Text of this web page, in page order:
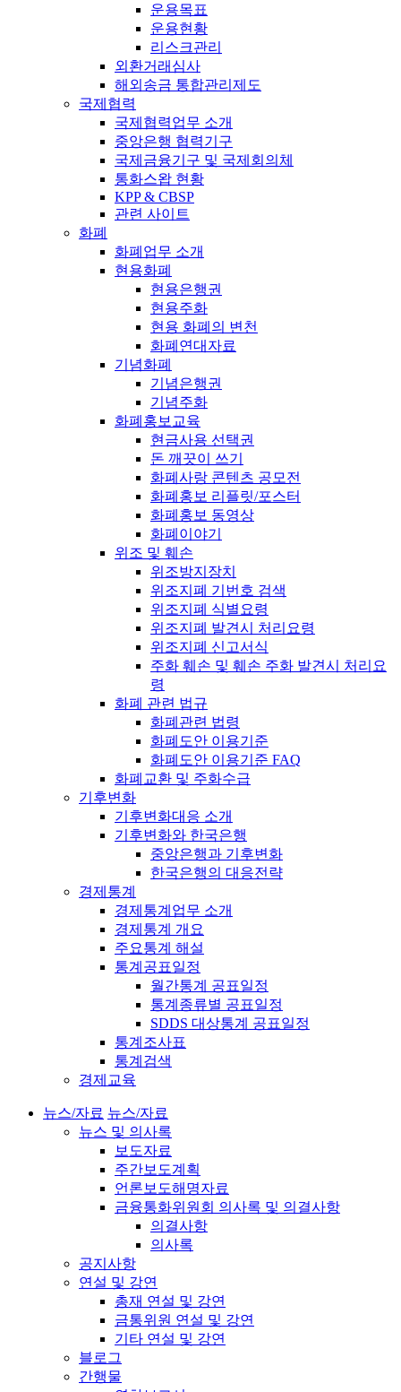
운용목표
운용현황
리스크관리
외환거래심사
해외송금 통합관리제도
국제협력
국제협력업무 소개
중앙은행 협력기구
국제금융기구 및 국제회의체
통화스왑 현황
KPP & CBSP
관련 사이트
화폐
화폐업무 소개
현용화폐
현용은행권
현용주화
현용 화폐의 변천
화폐연대자료
기념화폐
기념은행권
기념주화
화폐홍보교육
현금사용 선택권
돈 깨끗이 쓰기
화폐사랑 콘텐츠 공모전
화폐홍보 리플릿/포스터
화폐홍보 동영상
화폐이야기
위조 및 훼손
위조방지장치
위조지폐 기번호 검색
위조지폐 식별요령
위조지폐 발견시 처리요령
위조지폐 신고서식
주화 훼손 및 훼손 주화 발견시 처리요
령
화폐 관련 법규
화폐관련 법령
화폐도안 이용기준
화폐도안 이용기준 FAQ
화폐교환 및 주화수급
기후변화
기후변화대응 소개
기후변화와 한국은행
중앙은행과 기후변화
한국은행의 대응전략
경제통계
경제통계업무 소개
경제통계 개요
주요통계 해설
통계공표일정
월간통계 공표일정
통계종류별 공표일정
SDDS 대상통계 공표일정
통계조사표
통계검색
경제교육
뉴스/자료 뉴스/자료
뉴스 및 의사록
보도자료
주간보도계획
언론보도해명자료
금융통화위원회 의사록 및 의결사항
의결사항
의사록
공지사항
연설 및 강연
총재 연설 및 강연
금통위원 연설 및 강연
기타 연설 및 강연
블로그
간행물